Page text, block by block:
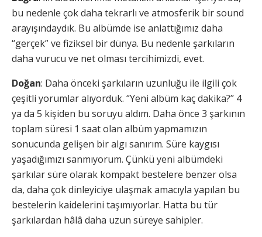
bu nedenle çok daha tekrarlı ve atmosferik bir sound
arayışındaydık. Bu albümde ise anlattığımız daha
“gerçek” ve fiziksel bir dünya. Bu nedenle şarkıların
daha vurucu ve net olması tercihimizdi, evet.
Doğan: Daha önceki şarkıların uzunluğu ile ilgili çok
çeşitli yorumlar alıyorduk. ‘’Yeni albüm kaç dakika?’’ 4
ya da 5 kişiden bu soruyu aldım. Daha önce 3 şarkının
toplam süresi 1 saat olan albüm yapmamızın
sonucunda gelişen bir algı sanırım. Süre kaygısı
yaşadığımızı sanmıyorum. Çünkü yeni albümdeki
şarkılar süre olarak kompakt bestelere benzer olsa
da, daha çok dinleyiciye ulaşmak amacıyla yapılan bu
bestelerin kaidelerini taşımıyorlar. Hatta bu tür
şarkılardan hâlâ daha uzun süreye sahipler.